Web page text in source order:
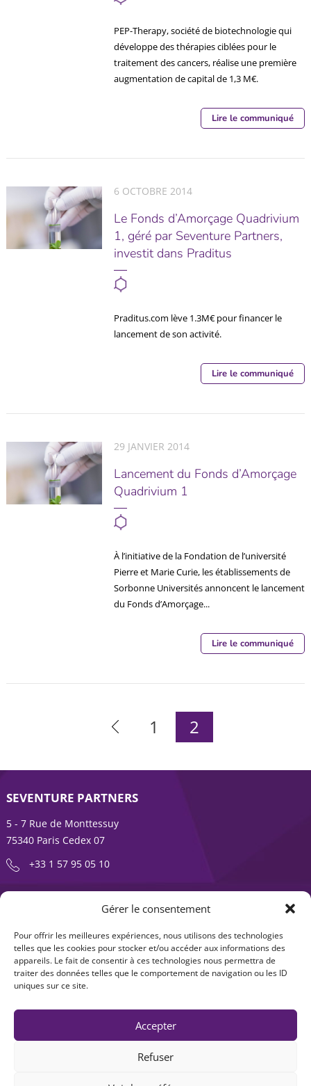
Gérer le consentement
Pour offrir les meilleures expériences, nous utilisons des technologies
telles que les cookies pour stocker et/ou accéder aux informations des
appareils. Le fait de consentir à ces technologies nous permettra de
traiter des données telles que le comportement de navigation ou les ID
uniques sur ce site.
Accepter
Refuser
PEP-Therapy, société de biotechnologie qui
développe des thérapies ciblées pour le
traitement des cancers, réalise une première
augmentation de capital de 1,3 M€.
Lire le communiqué
6 OCTOBRE 2014
Le Fonds d’Amorçage Quadrivium
1, géré par Seventure Partners,
investit dans Praditus
Praditus.com lève 1.3M€ pour financer le
lancement de son activité.
Lire le communiqué
29 JANVIER 2014
Lancement du Fonds d’Amorçage
Quadrivium 1
À l’initiative de la Fondation de l’université
Pierre et Marie Curie, les établissements de
Sorbonne Universités annoncent le lancement
du Fonds d’Amorçage...
Lire le communiqué
1 2
SEVENTURE PARTNERS
5 - 7 Rue de Monttessuy
75340 Paris Cedex 07
+33 1 57 95 05 10
ENTREPRENDRE EST UNE AVENTURE
À propos
Expertises
Offre produits
Actualités
Contact